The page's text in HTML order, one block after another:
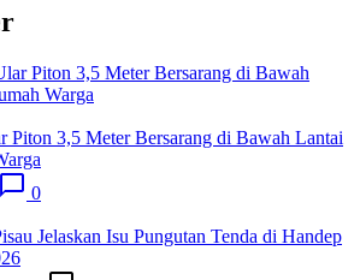
Piton 3,5 Meter Bersarang di Bawah Lantai
0
Jelaskan Isu Pungutan Tenda di Handep